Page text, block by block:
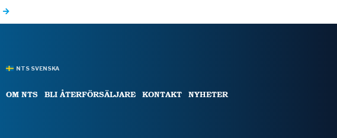
NTS SVENSKA
OM NTS BLI ÅTERFÖRSÄLJARE KONTAKT NYHETER